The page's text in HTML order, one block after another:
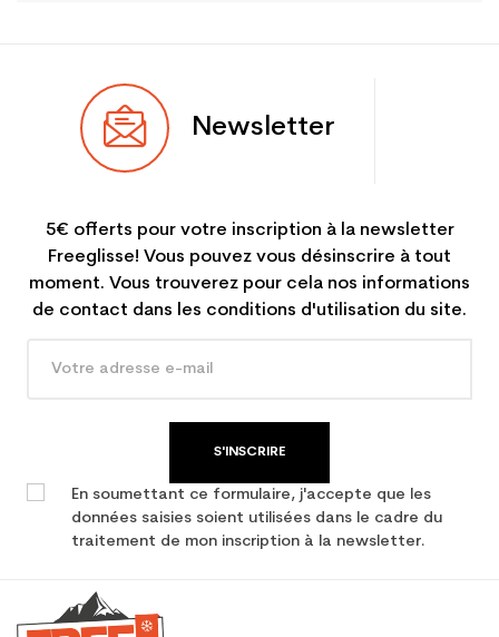
Newsletter
5€ offerts pour votre inscription à la newsletter
Freeglisse! Vous pouvez vous désinscrire à tout
moment. Vous trouverez pour cela nos informations
de contact dans les conditions d'utilisation du site.
S'INSCRIRE
En soumettant ce formulaire, j'accepte que les
données saisies soient utilisées dans le cadre du
traitement de mon inscription à la newsletter.